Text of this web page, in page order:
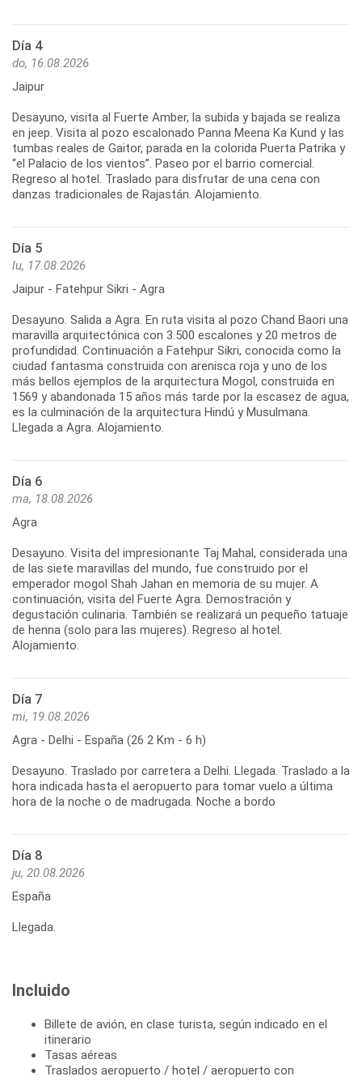
Día 4
do, 16.08.2026
Jaipur
Desayuno, visita al Fuerte Amber, la subida y bajada se realiza
en jeep. Visita al pozo escalonado Panna Meena Ka Kund y las
tumbas reales de Gaitor, parada en la colorida Puerta Patrika y
“el Palacio de los vientos”. Paseo por el barrio comercial.
Regreso al hotel. Traslado para disfrutar de una cena con
danzas tradicionales de Rajastán. Alojamiento.
Día 5
lu, 17.08.2026
Jaipur - Fatehpur Sikri - Agra
Desayuno. Salida a Agra. En ruta visita al pozo Chand Baori una
maravilla arquitectónica con 3.500 escalones y 20 metros de
profundidad. Continuación a Fatehpur Sikri, conocida como la
ciudad fantasma construida con arenisca roja y uno de los
más bellos ejemplos de la arquitectura Mogol, construida en
1569 y abandonada 15 años más tarde por la escasez de agua,
es la culminación de la arquitectura Hindú y Musulmana.
Llegada a Agra. Alojamiento.
Día 6
ma, 18.08.2026
Agra
Desayuno. Visita del impresionante Taj Mahal, considerada una
de las siete maravillas del mundo, fue construido por el
emperador mogol Shah Jahan en memoria de su mujer. A
continuación, visita del Fuerte Agra. Demostración y
degustación culinaria. También se realizará un pequeño tatuaje
de henna (solo para las mujeres). Regreso al hotel.
Alojamiento.
Día 7
mi, 19.08.2026
Agra - Delhi - España (26 2 Km - 6 h)
Desayuno. Traslado por carretera a Delhi. Llegada. Traslado a la
hora indicada hasta el aeropuerto para tomar vuelo a última
hora de la noche o de madrugada. Noche a bordo
Día 8
ju, 20.08.2026
España
Llegada.
Incluido
Billete de avión, en clase turista, según indicado en el
itinerario
Tasas aéreas
Traslados aeropuerto / hotel / aeropuerto con